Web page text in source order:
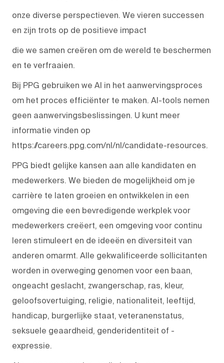
onze diverse perspectieven. We vieren successen
en zijn trots op de positieve impact
die we samen creëren om de wereld te beschermen
en te verfraaien.
Bij PPG gebruiken we AI in het aanwervingsproces
om het proces efficiënter te maken. AI-tools nemen
geen aanwervingsbeslissingen. U kunt meer
informatie vinden op
https://careers.ppg.com/nl/nl/candidate-resources.
PPG biedt gelijke kansen aan alle kandidaten en
medewerkers. We bieden de mogelijkheid om je
carrière te laten groeien en ontwikkelen in een
omgeving die een bevredigende werkplek voor
medewerkers creëert, een omgeving voor continu
leren stimuleert en de ideeën en diversiteit van
anderen omarmt. Alle gekwalificeerde sollicitanten
worden in overweging genomen voor een baan,
ongeacht geslacht, zwangerschap, ras, kleur,
geloofsovertuiging, religie, nationaliteit, leeftijd,
handicap, burgerlijke staat, veteranenstatus,
seksuele geaardheid, genderidentiteit of -
expressie.